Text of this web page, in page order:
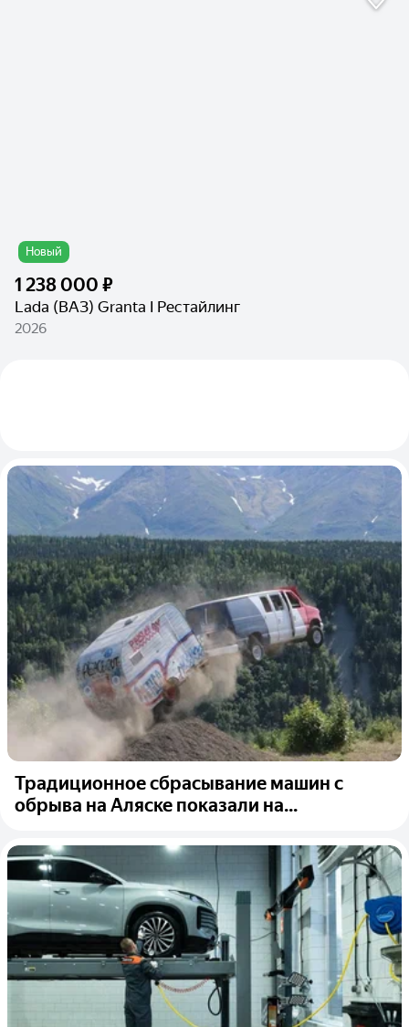
Новый
1 238 000 ₽
Lada (ВАЗ) Granta I Рестайлинг
2026
Традиционное сбрасывание машин с
обрыва на Аляске показали на...